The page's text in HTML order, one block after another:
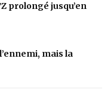
prolongé jusqu’en
mais la